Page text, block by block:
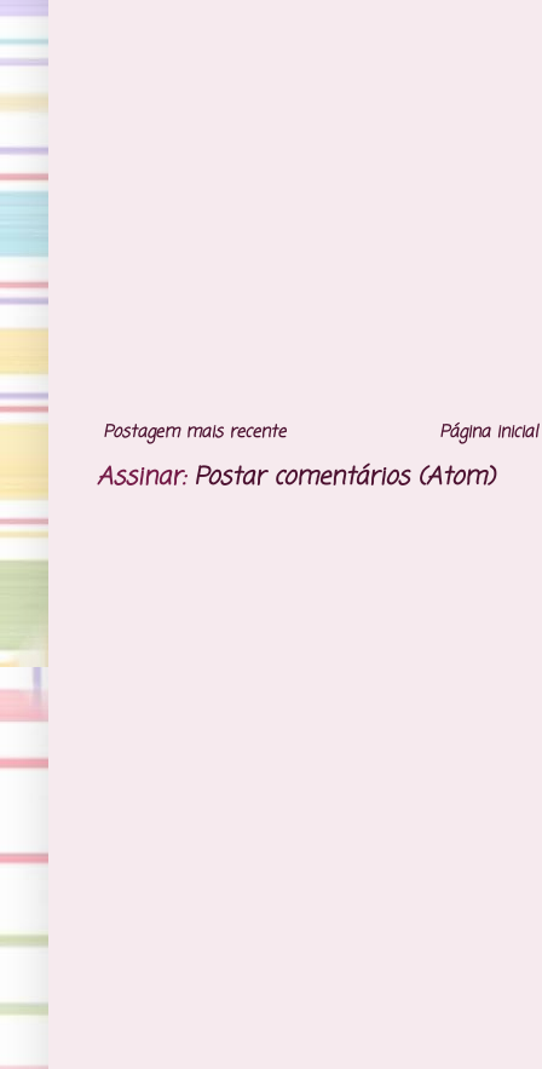
Postagem mais recente Página inicial
Assinar: Postar comentários (Atom)